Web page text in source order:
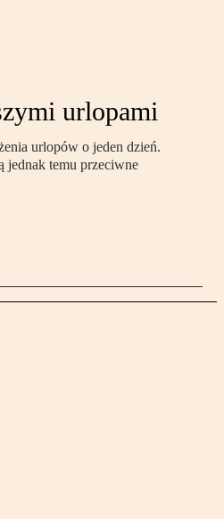
urlopami
urlopów o jeden dzień.
jednak temu przeciwne